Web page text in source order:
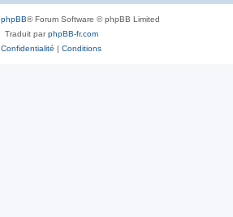
phpBB® Forum Software © phpBB Limited
Traduit parphpBB-fr.com
Confidentialité | Conditions